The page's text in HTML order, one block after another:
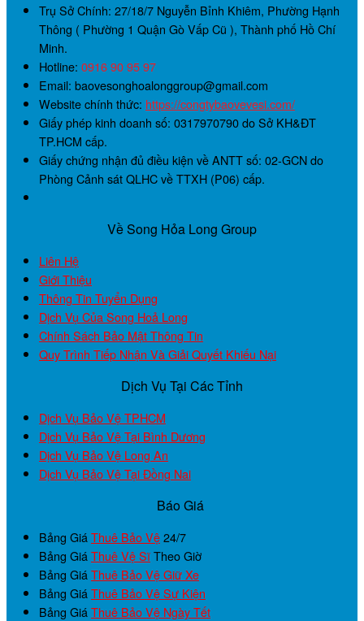
Trụ Sở Chính: 27/18/7 Nguyễn Bỉnh Khiêm, Phường Hạnh
Thông ( Phường 1 Quận Gò Vấp Cũ ), Thành phố Hồ Chí
Minh.
Hotline: 0916 90 95 97
Email: baovesonghoalonggroup@gmail.com
Website chính thức: https://congtybaovevesi.com/
Giấy phép kinh doanh số: 0317970790do Sở KH&ĐT
TP.HCM cấp.
Giấy chứng nhận đủ điều kiện về ANTT số: 02-GCNdo
Phòng Cảnh sát QLHC về TTXH (P06) cấp.
Về Song Hỏa Long Group
Liên Hệ
Giới Thiệu
Thông Tin Tuyển Dụng
Dịch Vụ Của Song Hoả Long
Chính Sách Bảo Mật Thông Tin
Quy Trình Tiếp Nhận Và Giải Quyết Khiếu Nại
Dịch Vụ Tại Các Tỉnh
Dịch Vụ Bảo Vệ TPHCM
Dịch Vụ Bảo Vệ Tại Bình Dương
Dịch Vụ Bảo Vệ Long An
Dịch Vụ Bảo Vệ Tại Đồng Nai
Báo Giá
Bảng Giá Thuê Bảo Vệ24/7
Bảng Giá Thuê Vệ SĩTheo Giờ
Bảng Giá Thuê Bảo Vệ Giữ Xe
Bảng Giá Thuê Bảo Vệ Sự Kiện
Bảng Giá Thuê Bảo Vệ Ngày Tết